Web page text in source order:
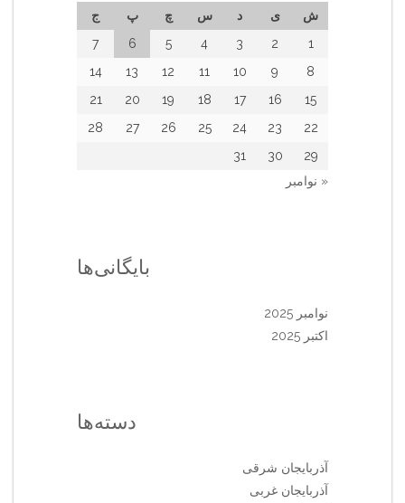
ش ی د س چ پ
ج
1
2
3
4
5
6
7
8
9
10
11
12
13
14
15
16
17
18
19
20
21
22
23
24
25
26
27
28
29
30
31
« نوامبر
بایگانی‌ها
نوامبر 2025
اکتبر 2025
دسته‌ها
آذربایجان شرقی
آذربایجان غربی